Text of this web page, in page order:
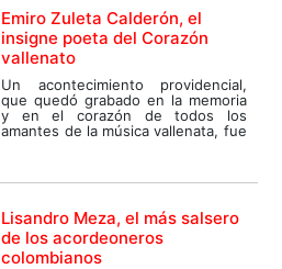
Emiro Zuleta Calderón, el
insigne poeta del Corazón
vallenato
Un acontecimiento providencial,
que quedó grabado en la memoria
y en el corazón de todos los
amantes de la música vallenata, fue
Lisandro Meza, el más salsero
de los acordeoneros
colombianos